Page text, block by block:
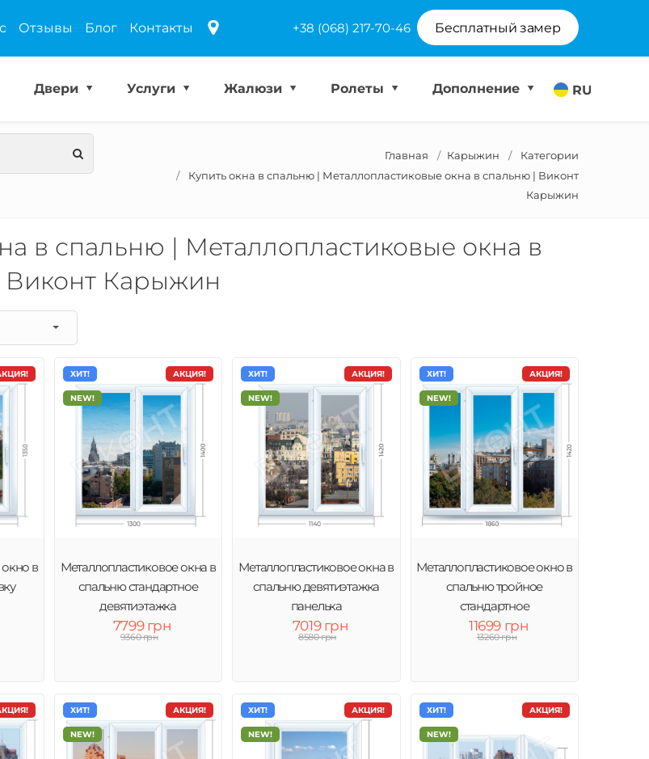
Отзывы Блог Контакты +38 (068) 217-70-46 Бесплатный замер
RU
Двери Услуги Жалюзи Ролеты Дополнение
Главная Карыжин
Категории
Купить окна в спальню | Металлопластиковые окна в спальню | Виконт
Карыжин
в спальню | Металлопластиковые окна в
Карыжин
в
АКЦИЯ!
ХИТ!
NEW!
Металлопластиковое окна в
спальню стандартное
девятиэтажка
7799 грн
9360 грн
АКЦИЯ!
ХИТ!
NEW!
Металлопластиковое окна в
спальню девятиэтажка
панелька
7019 грн
8580 грн
АКЦИЯ!
ХИТ!
NEW!
Металлопластиковое окно в
спальню тройное
стандартное
11699 грн
13260 грн
АКЦИЯ!
ХИТ!
NEW!
АКЦИЯ!
ХИТ!
NEW!
АКЦИЯ!
ХИТ!
NEW!